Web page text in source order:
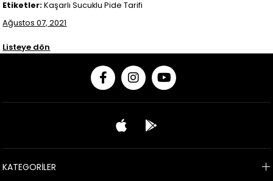
Etiketler:Kaşarlı Sucuklu Pide Tarifi
Ağustos 07, 2021
Listeye dön
KATEGORİLER